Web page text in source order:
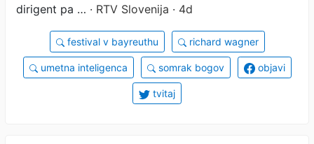
dirigent pa … · RTV Slovenija · 4d
festival v bayreuthu richard wagner
umetna inteligenca somrak bogov objavi
tvitaj